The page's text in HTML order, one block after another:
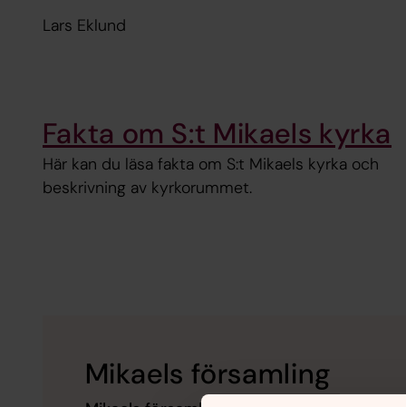
Lars Eklund
Fakta om S:t Mikaels kyrka
Här kan du läsa fakta om S:t Mikaels kyrka och
beskrivning av kyrkorummet.
Mikaels församling